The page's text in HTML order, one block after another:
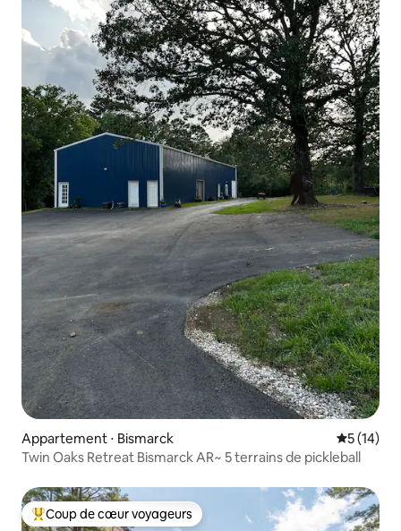
Appartement ⋅ Bismarck
5 (14)
Twin Oaks Retreat Bismarck AR~ 5 terrains de pickleball
Coups de cœur voyageurs les plus appréciés
Coup de cœur voyageurs